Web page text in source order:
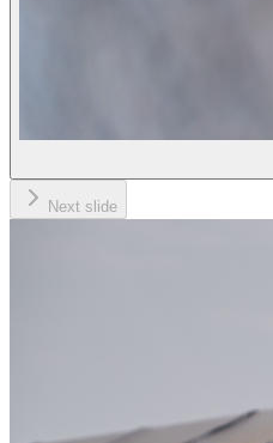
Next slide